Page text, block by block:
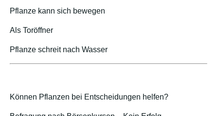
Pflanze kann sich bewegen
Als Toröffner
Pflanze schreit nach Wasser
Können Pflanzen bei Entscheidungen helfen?